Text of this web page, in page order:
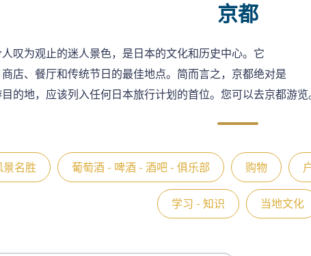
京都
叹为观止的迷人景色，是日本的文化和历史中心。它
店、餐厅和传统节日的最佳地点。简而言之，京都绝对是
的地，应该列入任何日本旅行计划的首位。您可以去京都游览
景名胜 葡萄酒 - 啤酒 - 酒吧 - 俱乐部 购物
学习 - 知识 当地文化